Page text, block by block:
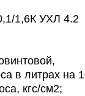
1,6К УХЛ 4.2
в литрах на
кгс/см2;